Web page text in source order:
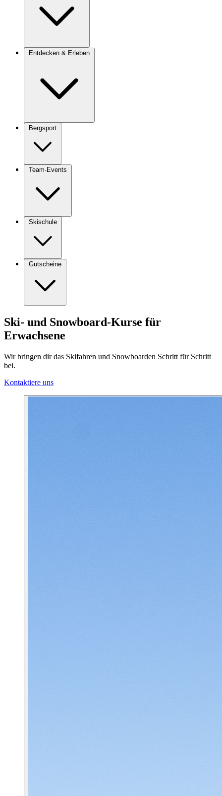
Entdecken & Erleben
Bergsport
Team-Events
Skischule
Gutscheine
Ski- und Snowboard-Kurse für
Erwachsene
Wir bringen dir das Skifahren und Snowboarden Schritt für Schritt
bei.
Kontaktiere uns